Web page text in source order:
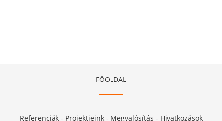
FŐOLDAL
Referenciák - Projektjeink - Megvalósítás - Hivatkozások